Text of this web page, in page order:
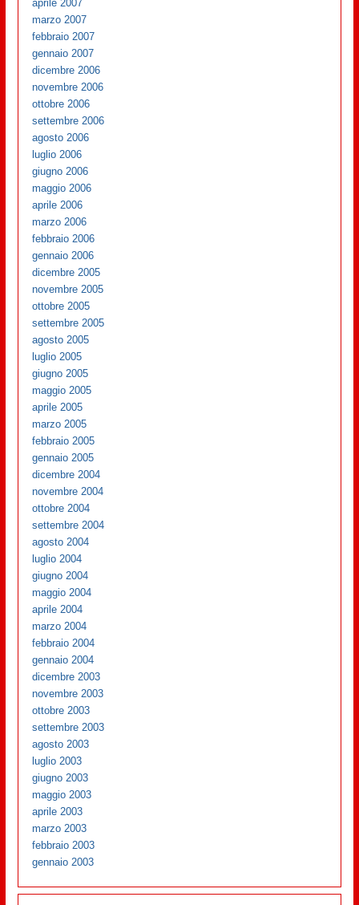
aprile 2007
marzo 2007
febbraio 2007
gennaio 2007
dicembre 2006
novembre 2006
ottobre 2006
settembre 2006
agosto 2006
luglio 2006
giugno 2006
maggio 2006
aprile 2006
marzo 2006
febbraio 2006
gennaio 2006
dicembre 2005
novembre 2005
ottobre 2005
settembre 2005
agosto 2005
luglio 2005
giugno 2005
maggio 2005
aprile 2005
marzo 2005
febbraio 2005
gennaio 2005
dicembre 2004
novembre 2004
ottobre 2004
settembre 2004
agosto 2004
luglio 2004
giugno 2004
maggio 2004
aprile 2004
marzo 2004
febbraio 2004
gennaio 2004
dicembre 2003
novembre 2003
ottobre 2003
settembre 2003
agosto 2003
luglio 2003
giugno 2003
maggio 2003
aprile 2003
marzo 2003
febbraio 2003
gennaio 2003